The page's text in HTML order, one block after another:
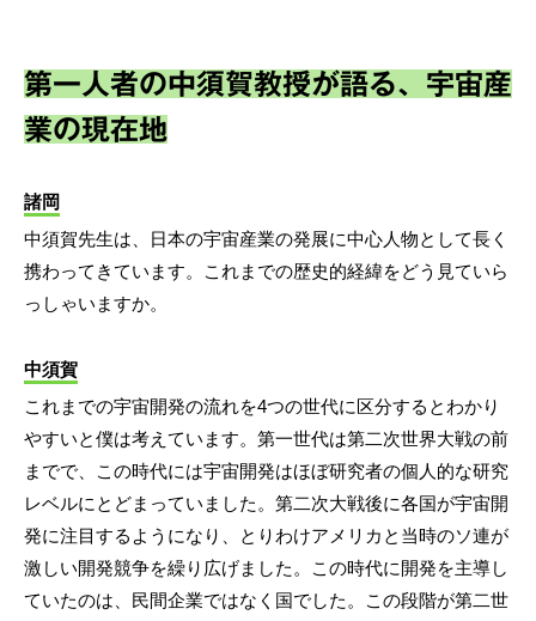
第一人者の中須賀教授が語る、宇宙産
業の現在地
諸岡
中須賀先生は、日本の宇宙産業の発展に中心人物として長く
携わってきています。これまでの歴史的経緯をどう見ていら
っしゃいますか。
中須賀
これまでの宇宙開発の流れを4つの世代に区分するとわかり
やすいと僕は考えています。第一世代は第二次世界大戦の前
までで、この時代には宇宙開発はほぼ研究者の個人的な研究
レベルにとどまっていました。第二次大戦後に各国が宇宙開
発に注目するようになり、とりわけアメリカと当時のソ連が
激しい開発競争を繰り広げました。この時代に開発を主導し
ていたのは、民間企業ではなく国でした。この段階が第二世